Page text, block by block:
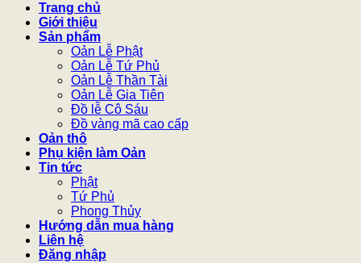
Trang chủ
Giới thiệu
Sản phẩm
Oản Lễ Phật
Oản Lễ Tứ Phủ
Oản Lễ Thần Tài
Oản Lễ Gia Tiên
Đồ lễ Cô Sáu
Đồ vàng mã cao cấp
Oản thô
Phụ kiện làm Oản
Tin tức
Phật
Tứ Phủ
Phong Thủy
Hướng dẫn mua hàng
Liên hệ
Đăng nhập